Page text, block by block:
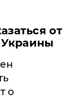
от
Украины
о